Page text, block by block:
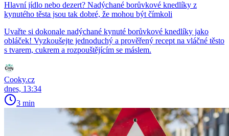
Hlavní jídlo nebo dezert? Nadýchané borůvkové knedlíky z
kynutého těsta jsou tak dobré, že mohou být čímkoli
Uvařte si dokonale nadýchané kynuté borůvkové knedlíky jako
obláček! Vyzkoušejte jednoduchý a prověřený recept na vláčné těsto
s tvarem, cukrem a rozpouštějícím se máslem.
Cooky.cz
dnes, 13:34
3 min